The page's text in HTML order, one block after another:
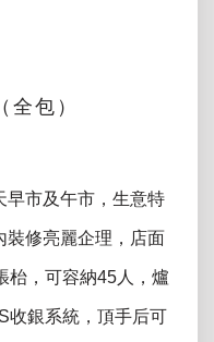
包）
早市及午市，生意特
裝修亮麗企理，店面
，可容納45人， 爐
收銀系統，頂手后可